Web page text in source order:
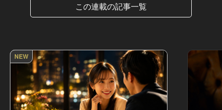
この連載の記事一覧
NEW